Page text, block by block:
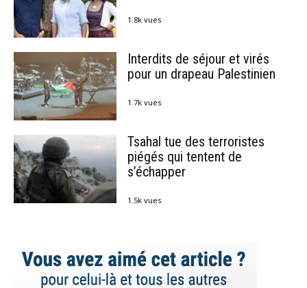
1.8k vues
Interdits de séjour et virés
pour un drapeau Palestinien
1.7k vues
Tsahal tue des terroristes
piégés qui tentent de
s’échapper
1.5k vues